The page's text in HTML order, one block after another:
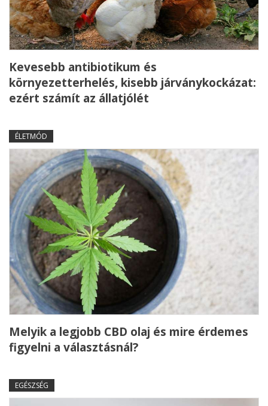
Kevesebb antibiotikum és
környezetterhelés, kisebb járványkockázat:
ezért számít az állatjólét
ÉLETMÓD
Melyik a legjobb CBD olaj és mire érdemes
figyelni a választásnál?
EGÉSZSÉG